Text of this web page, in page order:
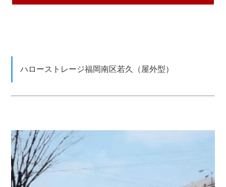
ハローストレージ福岡南区若久（屋外型）